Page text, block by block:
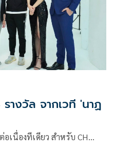
างวัล จากเวที 'นาฏ
อเนื่องทีเดียว สำหรับ CH…